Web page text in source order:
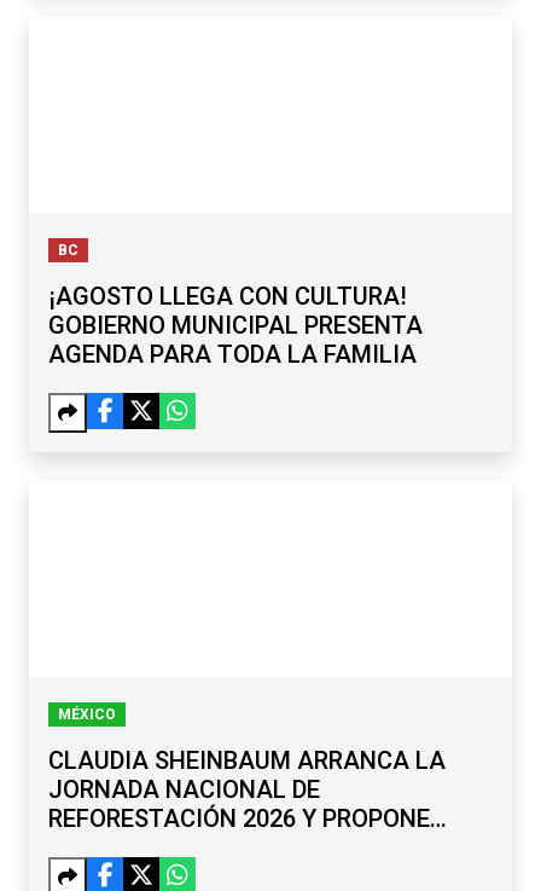
BC
¡AGOSTO LLEGA CON CULTURA!
GOBIERNO MUNICIPAL PRESENTA
AGENDA PARA TODA LA FAMILIA
MÉXICO
CLAUDIA SHEINBAUM ARRANCA LA
JORNADA NACIONAL DE
REFORESTACIÓN 2026 Y PROPONE